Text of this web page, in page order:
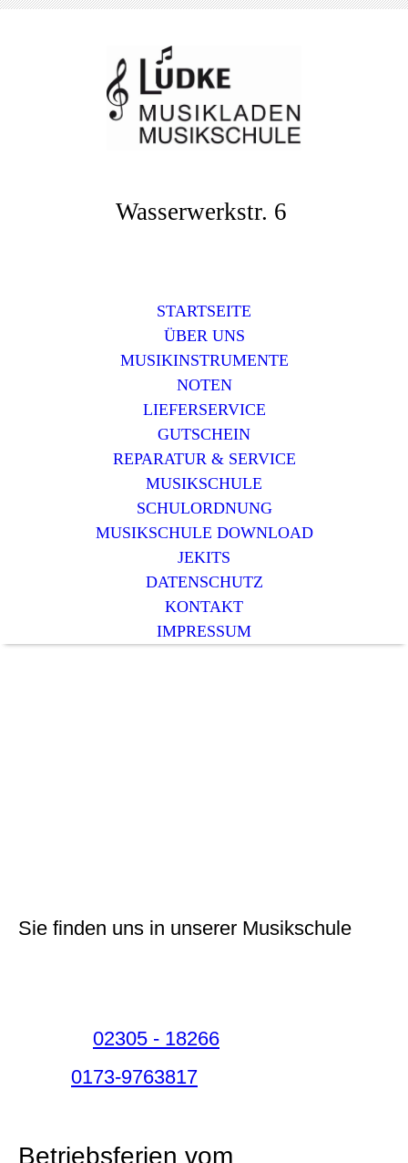
Wasserwerkstr. 6
STARTSEITE
ÜBER UNS
MUSIKINSTRUMENTE
NOTEN
LIEFERSERVICE
GUTSCHEIN
REPARATUR & SERVICE
MUSIKSCHULE
SCHULORDNUNG
MUSIKSCHULE DOWNLOAD
JEKITS
DATENSCHUTZ
KONTAKT
IMPRESSUM
Sie finden uns in unserer Musikschule
02305 - 18266
0173-9763817
Betriebsferien vom